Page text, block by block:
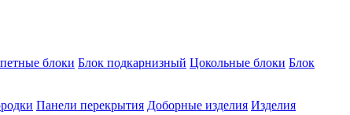
блоки Блок подкарнизный Цокольные блоки Блок
Панели перекрытия Доборные изделия Изделия